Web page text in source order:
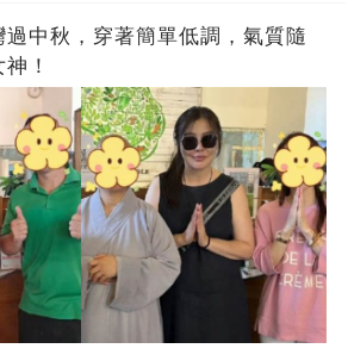
中秋，穿著簡單低調，氣質隨
！